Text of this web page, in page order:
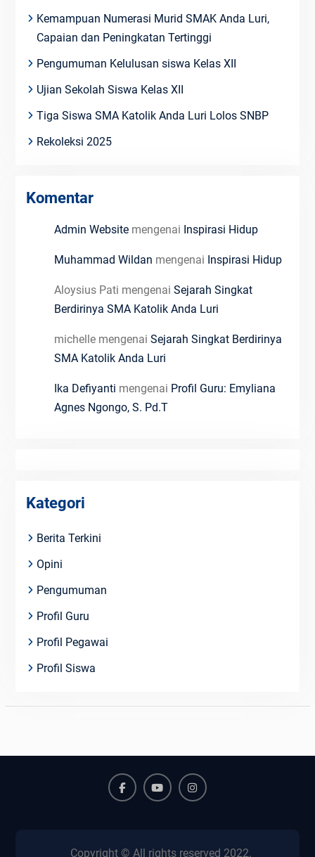
Kemampuan Numerasi Murid SMAK Anda Luri,
Capaian dan Peningkatan Tertinggi
Pengumuman Kelulusan siswa Kelas XII
Ujian Sekolah Siswa Kelas XII
Tiga Siswa SMA Katolik Anda Luri Lolos SNBP
Rekoleksi 2025
Komentar
Admin Websitemengenai Inspirasi Hidup
Muhammad Wildan mengenai Inspirasi Hidup
Aloysius Pati mengenai Sejarah Singkat
Berdirinya SMA Katolik Anda Luri
michellemengenai Sejarah Singkat Berdirinya
SMA Katolik Anda Luri
Ika Defiyanti mengenai Profil Guru: Emyliana
Agnes Ngongo, S. Pd.T
Kategori
Berita Terkini
Opini
Pengumuman
Profil Guru
Profil Pegawai
Profil Siswa
Copyright © All rights reserved 2022.